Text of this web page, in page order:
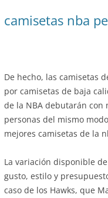
camisetas nba
De hecho, las camisetas
por camisetas de baja
de la NBA debutarán con
personas del mismo
mejores camisetas de la
La variación disponible
gusto, estilo y
caso de los Hawks, que